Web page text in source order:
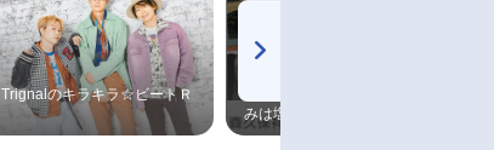
Trignalのキラキラ☆ビートＲ
みは塩だけ